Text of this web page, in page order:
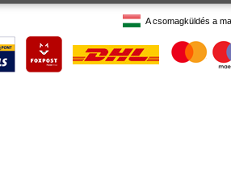
A csomagküldés a